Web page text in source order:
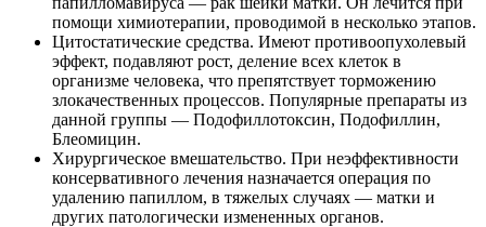
помощи химиотерапии, проводимой в несколько этапов.
Цитостатические средства. Имеют противоопухолевый
эффект, подавляют рост, деление всех клеток в
организме человека, что препятствует торможению
злокачественных процессов. Популярные препараты из
данной группы — Подофиллотоксин, Подофиллин,
Блеомицин.
Хирургическое вмешательство. При неэффективности
консервативного лечения назначается операция по
удалению папиллом, в тяжелых случаях — матки и
других патологически измененных органов.